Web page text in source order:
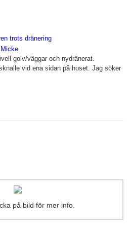
trots dränering
Micke
golv/väggar och nydränerat.
vid ena sidan på huset. Jag söker
på bild för mer info.